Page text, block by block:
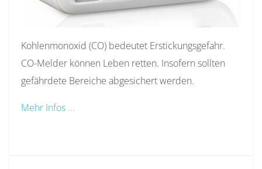
Kohlenmonoxid (CO) bedeutet Erstickungsgefahr.
CO-Melder können Leben retten. Insofern sollten
gefährdete Bereiche abgesichert werden.
Mehr Infos ...